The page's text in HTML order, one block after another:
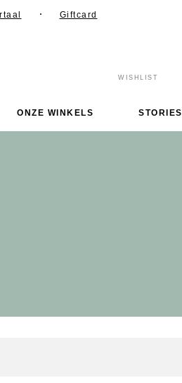
Giftcard
WISHLIST
ONZE WINKELS STORIES